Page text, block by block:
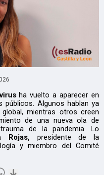
ha vuelto a aparecer en
públicos. Algunos hablan ya
mientras otros creen
de una nueva ola de
de la pandemia. Lo
Rojas, presidente de la
y miembro del Comité